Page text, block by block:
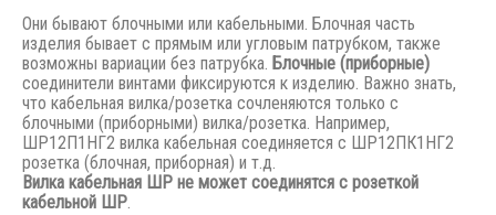
Они бывают блочными или кабельными. Блочная часть
изделия бывает с прямым или угловым патрубком, также
возможны вариации без патрубка. Блочные (приборные)
соединители винтами фиксируются к изделию. Важно знать,
что кабельная вилка/розетка сочленяются только с
блочными (приборными) вилка/розетка. Например,
ШР12П1НГ2 вилка кабельная соединяется с ШР12ПК1НГ2
розетка (блочная, приборная) и т.д.
Вилка кабельная ШР не может соединятся с розеткой
кабельной ШР.